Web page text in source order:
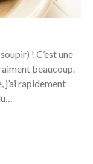
! C’est une
beaucoup.
j’ai rapidement